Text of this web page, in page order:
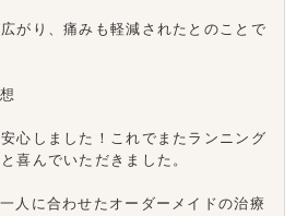
がり、痛みも軽減されたとのことで
心しました！これでまたランニング
喜んでいただきました。
人に合わせたオーダーメイドの治療